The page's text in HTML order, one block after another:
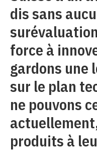
dis sans
force à
gardons une
sur le plan
ne pouvons
produits à